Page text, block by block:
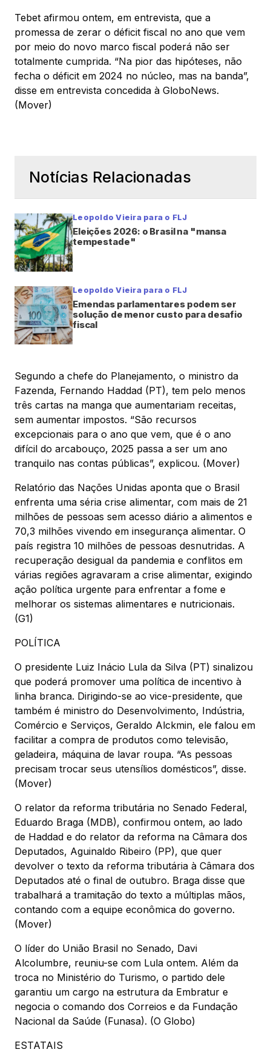
Tebet afirmou ontem, em entrevista, que a
promessa de zerar o déficit fiscal no ano que vem
por meio do novo marco fiscal poderá não ser
totalmente cumprida. “Na pior das hipóteses, não
fecha o déficit em 2024 no núcleo, mas na banda”,
disse em entrevista concedida à GloboNews.
(Mover)
Notícias Relacionadas
Leopoldo Vieira para o FLJ
Eleições 2026: o Brasil na "mansa
tempestade"
Leopoldo Vieira para o FLJ
Emendas parlamentares podem ser
solução de menor custo para desafio
fiscal
Segundo a chefe do Planejamento, o ministro da
Fazenda, Fernando Haddad (PT), tem pelo menos
três cartas na manga que aumentariam receitas,
sem aumentar impostos. “São recursos
excepcionais para o ano que vem, que é o ano
difícil do arcabouço, 2025 passa a ser um ano
tranquilo nas contas públicas”, explicou. (Mover)
Relatório das Nações Unidas aponta que o Brasil
enfrenta uma séria crise alimentar, com mais de 21
milhões de pessoas sem acesso diário a alimentos e
70,3 milhões vivendo em insegurança alimentar. O
país registra 10 milhões de pessoas desnutridas. A
recuperação desigual da pandemia e conflitos em
várias regiões agravaram a crise alimentar, exigindo
ação política urgente para enfrentar a fome e
melhorar os sistemas alimentares e nutricionais.
(G1)
POLÍTICA
O presidente Luiz Inácio Lula da Silva (PT) sinalizou
que poderá promover uma política de incentivo à
linha branca. Dirigindo-se ao vice-presidente, que
também é ministro do Desenvolvimento, Indústria,
Comércio e Serviços, Geraldo Alckmin, ele falou em
facilitar a compra de produtos como televisão,
geladeira, máquina de lavar roupa. “As pessoas
precisam trocar seus utensílios domésticos”, disse.
(Mover)
O relator da reforma tributária no Senado Federal,
Eduardo Braga (MDB), confirmou ontem, ao lado
de Haddad e do relator da reforma na Câmara dos
Deputados, Aguinaldo Ribeiro (PP), que quer
devolver o texto da reforma tributária à Câmara dos
Deputados até o final de outubro. Braga disse que
trabalhará a tramitação do texto a múltiplas mãos,
contando com a equipe econômica do governo.
(Mover)
O líder do União Brasil no Senado, Davi
Alcolumbre, reuniu-se com Lula ontem. Além da
troca no Ministério do Turismo, o partido dele
garantiu um cargo na estrutura da Embratur e
negocia o comando dos Correios e da Fundação
Nacional da Saúde (Funasa). (O Globo)
ESTATAIS